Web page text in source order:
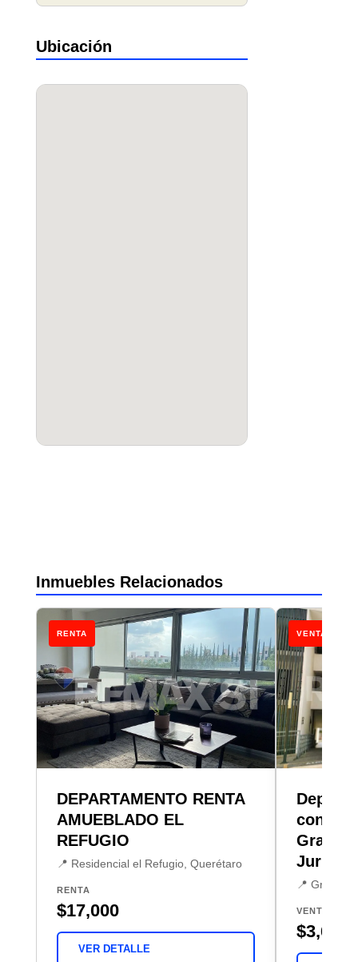
Ubicación
Inmuebles Relacionados
RENTA
DEPARTAMENTO RENTA
AMUEBLADO EL
REFUGIO
📍 Residencial el Refugio, Querétaro
RENTA
$17,000
VER DETALLE
VENTA
con
Grand
📍 Grand
VENTA